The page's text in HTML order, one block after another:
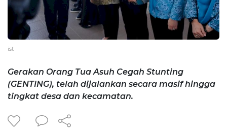
ist
Gerakan Orang Tua Asuh Cegah Stunting
(GENTING), telah dijalankan secara masif hingga
tingkat desa dan kecamatan.